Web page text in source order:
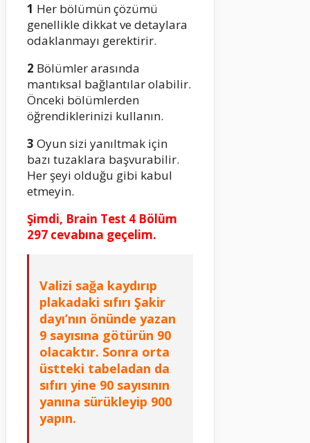
1 Her bölümün çözümü
genellikle dikkat ve detaylara
odaklanmayı gerektirir.
2 Bölümler arasında
mantıksal bağlantılar olabilir.
Önceki bölümlerden
öğrendiklerinizi kullanın.
3 Oyun sizi yanıltmak için
bazı tuzaklara başvurabilir.
Her şeyi olduğu gibi kabul
etmeyin.
Şimdi, Brain Test 4 Bölüm
297 cevabına geçelim.
Valizi sağa kaydırıp
plakadaki sıfırı Şakir
dayı’nın önünde yazan
9 sayısına götürün 90
olacaktır. Sonra orta
üstteki tabeladan da
sıfırı yine 90 sayısının
yanına sürükleyip 900
yapın.